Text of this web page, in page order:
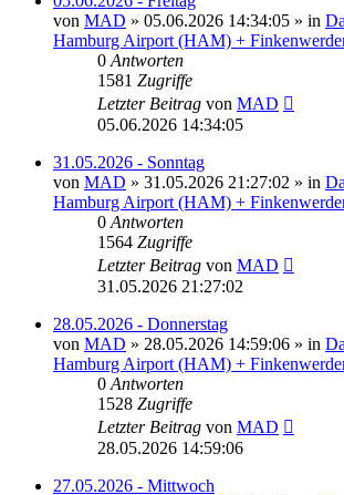
von MAD » 05.06.2026 14:34:05 » in
Hamburg Airport (HAM) +
0 Antworten
1581 Zugriffe
Letzter Beitrag von MAD
05.06.2026 14:34:05
31.05.2026 - Sonntag
von MAD » 31.05.2026 21:27:02 » in
Hamburg Airport (HAM) +
0 Antworten
1564 Zugriffe
Letzter Beitrag von MAD
31.05.2026 21:27:02
28.05.2026 - Donnerstag
von MAD » 28.05.2026 14:59:06 » in
Hamburg Airport (HAM) +
0 Antworten
1528 Zugriffe
Letzter Beitrag von MAD
28.05.2026 14:59:06
27.05.2026 - Mittwoch